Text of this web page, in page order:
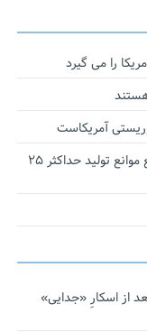
را می گیرد
آمریکاست
سخنگوی کمیسیون اقتصادی مجلس: قانون رفع موانع تولید حداکثر ۲۵
در آیینه است/ ۱۴ سال بعد از اسکارِ «جدایی»